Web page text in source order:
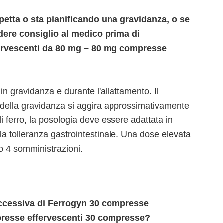
o sta pianificando una gravidanza, o se
consiglio al medico prima di
da 80 mg – 80 mg compresse
gravidanza e durante l'allattamento. Il
gravidanza si aggira approssimativamente
ferro, la posologia deve essere adattata in
tolleranza gastrointestinale. Una dose elevata
4 somministrazioni.
di Ferrogyn 30 compresse
effervescenti 30 compresse?